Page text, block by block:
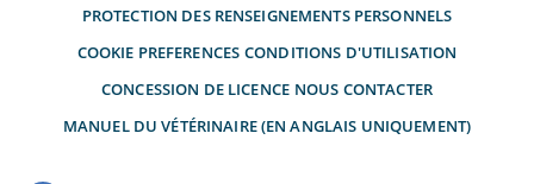
PROTECTION DES RENSEIGNEMENTS PERSONNELS
COOKIE PREFERENCES CONDITIONS D'UTILISATION
CONCESSION DE LICENCE NOUS CONTACTER
MANUEL DU VÉTÉRINAIRE (EN ANGLAIS UNIQUEMENT)